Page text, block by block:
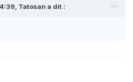
Tatosan a dit :